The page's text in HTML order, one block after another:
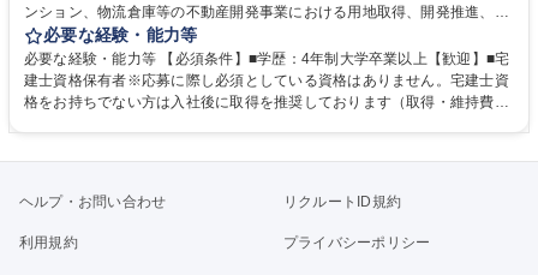
ンション、物流倉庫等の不動産開発事業における用地取得、開発推進、賃
貸運営、売却、仲介・活用提案等を行う営業部門において事務業務を担当
いただきます。 【詳細】・契約書管理、契約書製本、捺印対応、ファイリ
ング、登記簿取得、調書取得・支払業務（各種費用支払、支払管理、請
求・支払データ登録、取引先マスター申請対応）・予算作成及び予実管
の他に担当頂く業務が発生する場合があります。 募集職種 【営業事務】
必要な経験・能力等
必要な経験・能力等 【必須条件】■学歴：4年制大学卒業以上【歓迎】■宅
建士資格保有者※応募に際し必須としている資格はありません。宅建士資
格をお持ちでない方は入社後に取得を推奨しております（取得・維持費用
ール管理が出来る方。※将来的に他部署（営業部門、コーポレート部門）
へのジョブローテーションの可能性があります。 学歴・資格 学歴：大学
院 大学 語学力： 資格：宅地建物取引士
ヘルプ・お問い合わせ リクルートID規約
利用規約 プライバシーポリシー